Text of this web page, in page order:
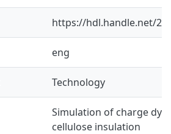
https://hdl.handle.net/
eng
Technology
Simulation of charge
cellulose insulation